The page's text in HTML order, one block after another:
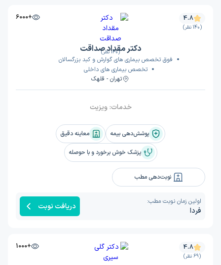
(140 نظر)
+6000 4.8
(140 نظر)
دکتر مقداد صداقت
فوق تخصص بیماری های گوارش و کبد بزرگسالان
تخصص بیماری های داخلی
تهران - قلهک
خدمات:ویزیت
پوشش‌دهی بیمه معاینه دقیق
پزشک خوش برخورد و با حوصله
نوبت‌دهی مطب
اولین زمان نوبت مطب:
فردا دریافت نوبت
+1000 4.8
(69 نظر)